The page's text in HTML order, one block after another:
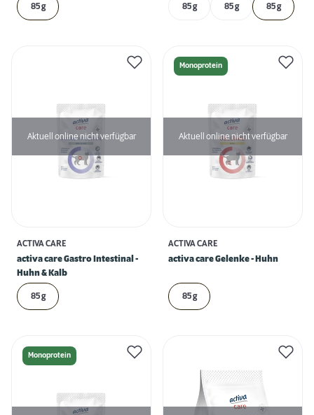
85 g 85 g 85 g 85 g
Aktuell online nicht verfügbar
ACTIVA CARE
activa care Gastro Intestinal -
Huhn & Kalb
85 g
Monoprotein
Aktuell online nicht verfügbar
ACTIVA CARE
activa care Gelenke - Huhn
85 g
Monoprotein